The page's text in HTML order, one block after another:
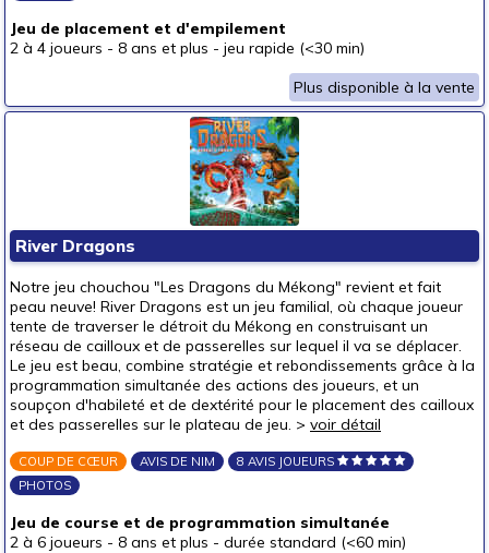
Jeu de placement et d'empilement
2 à 4 joueurs - 8 ans et plus - jeu rapide (<30 min)
Plus disponible à la vente
River Dragons
Notre jeu chouchou "Les Dragons du Mékong" revient et fait
peau neuve! River Dragons est un jeu familial, où chaque joueur
tente de traverser le détroit du Mékong en construisant un
réseau de cailloux et de passerelles sur lequel il va se déplacer.
Le jeu est beau, combine stratégie et rebondissements grâce à la
programmation simultanée des actions des joueurs, et un
soupçon d'habileté et de dextérité pour le placement des cailloux
et des passerelles sur le plateau de jeu. > voir détail
COUP DE CŒUR AVIS DE NIM
8 AVIS JOUEURS
PHOTOS
Jeu de course et de programmation simultanée
2 à 6 joueurs - 8 ans et plus - durée standard (<60 min)